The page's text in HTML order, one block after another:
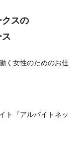
スの
く女性のためのお仕
ト『アルバイトネッ